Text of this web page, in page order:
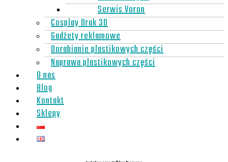
Serwis Voron
Cosplay Druk 3D
Gadżety reklamowe
Dorabianie plastikowych części
Naprawa plastikowych części
O nas
Blog
Kontakt
Sklepy